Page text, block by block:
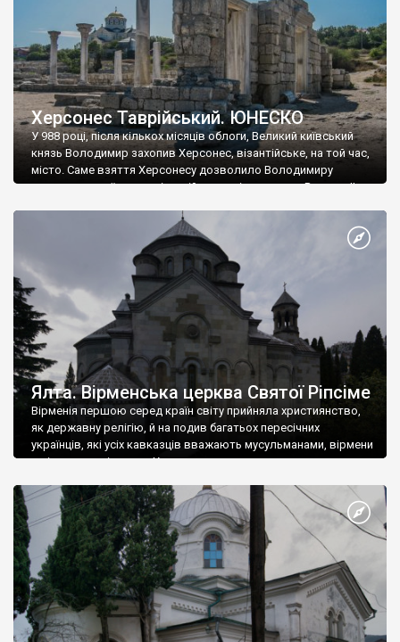
Херсонес Таврійський. ЮНЕСКО
У 988 році, після кількох місяців облоги, Великий київський
князь Володимир захопив Херсонес, візантійське, на той час,
місто. Саме взяття Херсонесу дозволило Володимиру
диктувати свої умови візантійському імператору Василю ІІ, та
Херсонесі Володимир-язичник, став Василем-християнином.
А потім було Хрещення Русі. На честь Херсонесу Таврійського
Ялта. Вірменська церква Святої Ріпсіме
Вірменія першою серед країн світу прийняла християнство,
як державну релігію, й на подив багатьох пересічних
українців, які усіх кавказців вважають мусульманами, вірмени
є відданими вірянами Христа